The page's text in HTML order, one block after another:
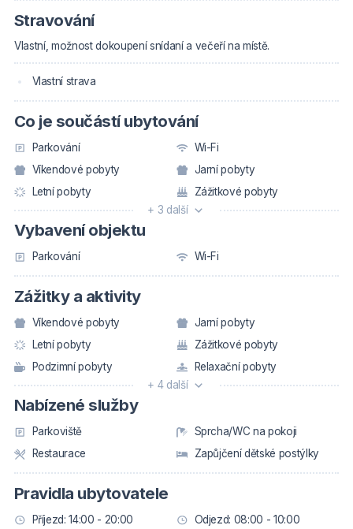
Stravování
Vlastní, možnost dokoupení snídaní a večeří na místě.
Vlastní strava
Co je součástí ubytování
Parkování
Wi-Fi
Víkendové pobyty
Jarní pobyty
Letní pobyty
Zážitkové pobyty
+ 3 další
Vybavení objektu
Parkování Wi-Fi
Zážitky a aktivity
Víkendové pobyty
Jarní pobyty
Letní pobyty
Zážitkové pobyty
Podzimní pobyty
Relaxační pobyty
+ 4 další
Nabízené služby
Parkoviště
Sprcha/WC na pokoji
Restaurace
Zapůjčení dětské postýlky
Pravidla ubytovatele
Příjezd: 14:00 - 20:00 Odjezd: 08:00 - 10:00